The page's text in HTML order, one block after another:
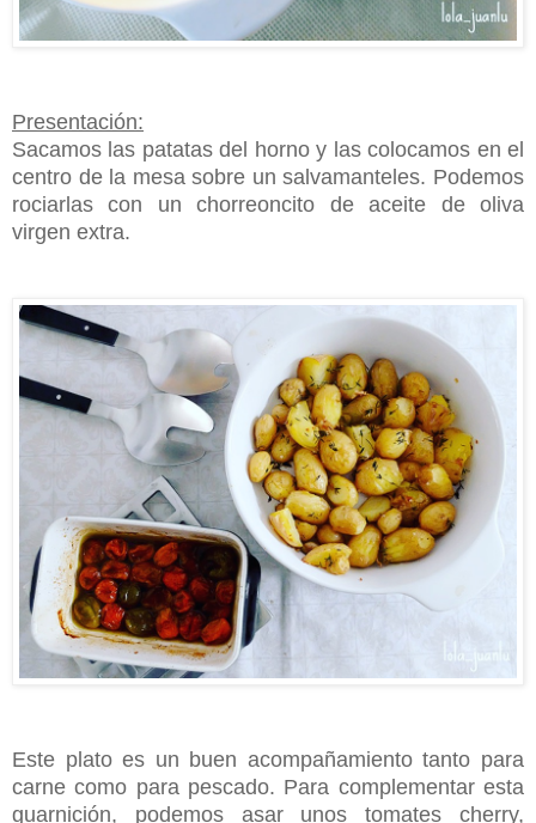
Presentación:
Sacamos las patatas del horno y las colocamos en el
centro de la mesa sobre un salvamanteles. Podemos
rociarlas con un chorreoncito de aceite de oliva
virgen extra.
Este plato es un buen acompañamiento tanto para
carne como para pescado. Para complementar esta
guarnición, podemos asar unos tomates cherry,